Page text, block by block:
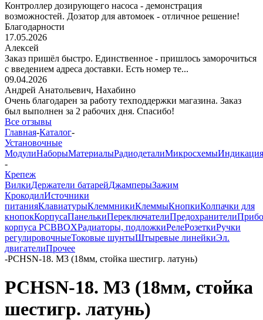
Контроллер дозирующего насоса - демонстрация
возможностей. Дозатор для автомоек - отличное решение!
Благодарности
17.05.2026
Алексей
Заказ пришёл быстро. Единственное - пришлось заморочиться
с введением адреса доставки. Есть номер те...
09.04.2026
Андрей Анатольевич, Нахабино
Очень благодарен за работу техподдержки магазина. Заказ
был выполнен за 2 рабочих дня. Спасибо!
Все отзывы
Главная-Каталог-
Установочные
МодулиНаборыМатериалыРадиодеталиМикросхемыИндикация
-
Крепеж
ВилкиДержатели батарейДжамперыЗажим
КрокодилИсточники
питанияКлавиатурыКлеммникиКлеммыКнопкиКолпачки для
кнопокКорпусаПанелькиПереключателиПредохранители
корпуса PCBBOXРадиаторы, подложкиРелеРозеткиРучки
регулировочныеТоковые шунтыШтыревые линейкиЭл.
двигателиПрочее
-PCHSN-18. M3 (18мм, стойка шестигр. латунь)
PCHSN-18. M3 (18мм, стойка
шестигр. латунь)